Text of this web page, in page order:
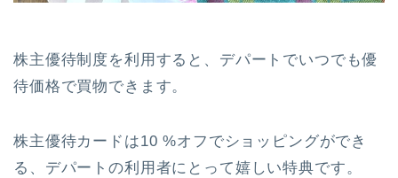
株主優待制度を利用すると、デパートでいつでも優
待価格で買物できます。
株主優待カードは10 %オフでショッピングができ
る、デパートの利用者にとって嬉しい特典です。